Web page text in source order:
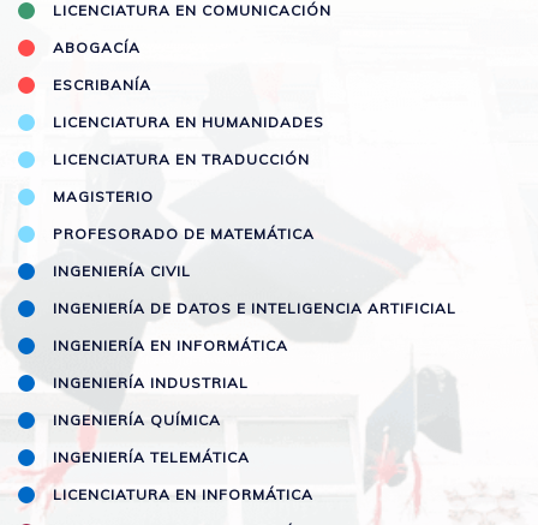
LICENCIATURA EN COMUNICACIÓN
ABOGACÍA
ESCRIBANÍA
LICENCIATURA EN HUMANIDADES
LICENCIATURA EN TRADUCCIÓN
MAGISTERIO
PROFESORADO DE MATEMÁTICA
INGENIERÍA CIVIL
INGENIERÍA DE DATOS E INTELIGENCIA ARTIFICIAL
INGENIERÍA EN INFORMÁTICA
INGENIERÍA INDUSTRIAL
INGENIERÍA QUÍMICA
INGENIERÍA TELEMÁTICA
LICENCIATURA EN INFORMÁTICA